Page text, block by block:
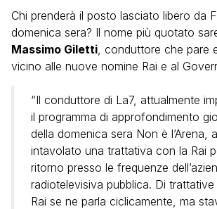
Chi prenderà il posto lasciato libero da
domenica sera? Il nome più quotato
Massimo Giletti , conduttore che pare
vicino alle nuove nomine Rai e al
“Il conduttore di La7, attualmente
il programma di approfondimento
della domenica sera Non è l’Arena,
intavolato una trattativa con la Rai
ritorno presso le frequenze
radiotelevisiva pubblica. Di
Rai se ne parla ciclicamente, ma